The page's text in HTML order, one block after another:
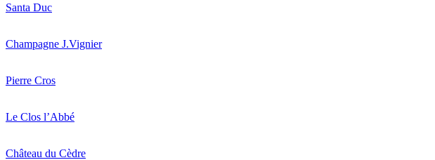
Santa Duc
Champagne J.Vignier
Pierre Cros
Le Clos l’Abbé
Château du Cèdre